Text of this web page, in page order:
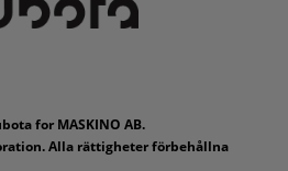
for MASKINO AB.
Alla rättigheter förbehållna